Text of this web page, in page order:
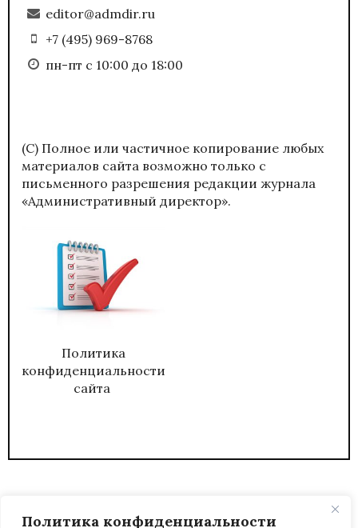
Политика конфиденциальности
editor@admdir.ru
+7 (495) 969-8768
пн-пт с 10:00 до 18:00
(С) Полное или частичное копирование любых
материалов сайта возможно только с
письменного разрешения редакции журнала
«Административный директор».
Политика
конфиденциальности
сайта